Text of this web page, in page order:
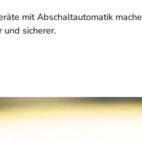
mit Abschaltautomatik
sicherer.